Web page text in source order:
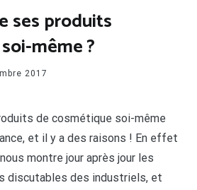
ses produits
même ?
2017
de cosmétique soi-même
et il y a des raisons ! En effet
montre jour après jour les
discutables des industriels, et